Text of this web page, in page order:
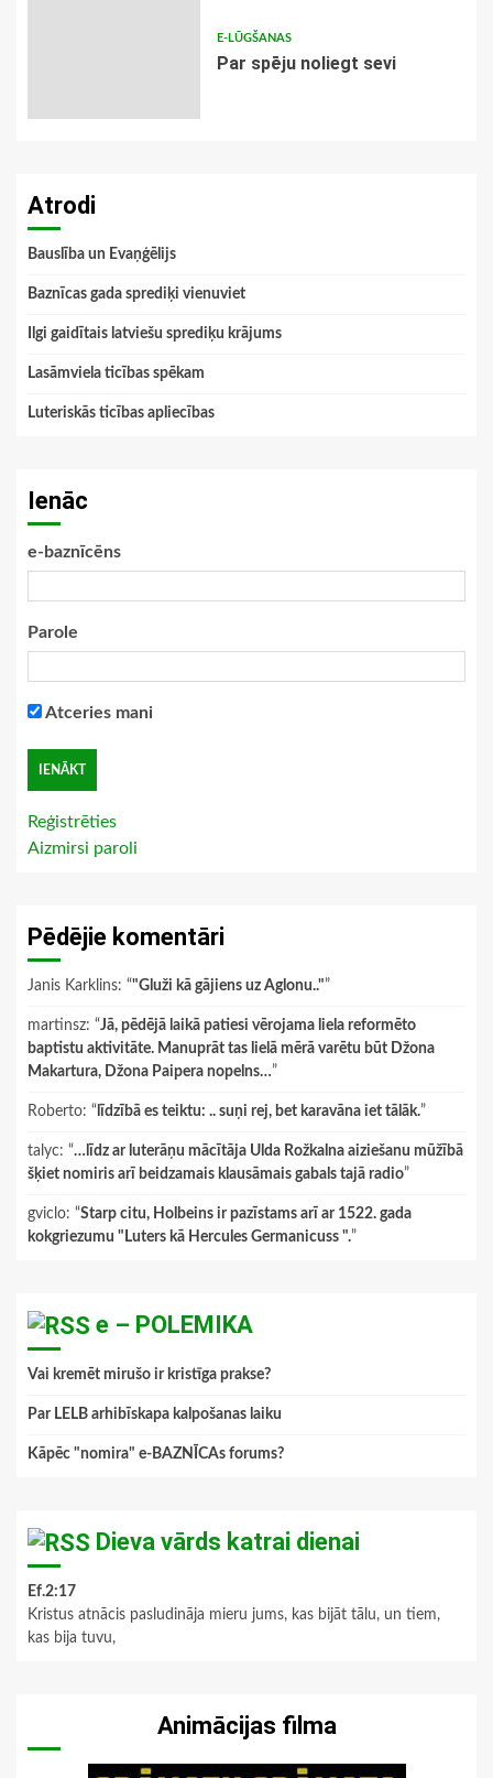
E-LŪGŠANAS
Par spēju noliegt sevi
Atrodi
Bauslība un Evaņģēlijs
Baznīcas gada sprediķi vienuviet
Ilgi gaidītais latviešu sprediķu krājums
Lasāmviela ticības spēkam
Luteriskās ticības apliecības
Ienāc
e-baznīcēns
Parole
Atceries mani
Reģistrēties
Aizmirsi paroli
Pēdējie komentāri
Janis Karklins: “"Gluži kā gājiens uz Aglonu.."”
martinsz: “Jā, pēdējā laikā patiesi vērojama liela reformēto
baptistu aktivitāte. Manuprāt tas lielā mērā varētu būt Džona
Makartura, Džona Paipera nopelns…”
Roberto: “ līdzībā es teiktu: .. suņi rej, bet karavāna iet tālāk.”
talyc: “…līdz ar luterāņu mācītāja Ulda Rožkalna aiziešanu mūžībā
šķiet nomiris arī beidzamais klausāmais gabals tajā radio”
gviclo: “Starp citu, Holbeins ir pazīstams arī ar 1522. gada
kokgriezumu "Luters kā Hercules Germanicuss ".”
e – POLEMIKA
Vai kremēt mirušo ir kristīga prakse?
Par LELB arhibīskapa kalpošanas laiku
Kāpēc "nomira" e-BAZNĪCAs forums?
Dieva vārds katrai dienai
Ef.2:17
Kristus atnācis pasludināja mieru jums, kas bijāt tālu, un tiem,
kas bija tuvu,
Animācijas filma